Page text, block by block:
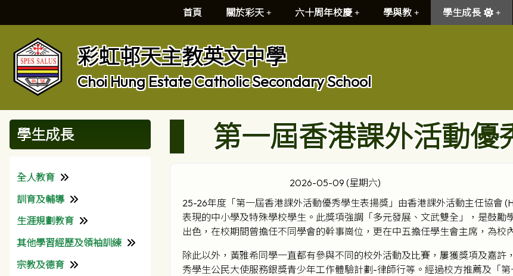
首頁 關於彩天 六十周年校慶 學與教 學生成長
彩虹邨天主教英文中學
Choi Hung Estate Catholic Secondary School
學生成長
全人教育
理念
校園生活
班級經營
關愛校園計劃
訓育及輔導
訓育組
輔導組
本校社工
生涯規劃教育
生涯規劃組
獎助學金
其他學習經歷及領袖訓練
課外活動
宗教及德育
第一屆香港課外活動優
2026-05-09 (星期六)
25-26年度「第一屆香港課外活動優秀學生表揚獎」由香港課外活動主任協會
表現的中小學及特殊學校學生。此獎項強調「多元發展、文武雙全」，是鼓
出色，在校期間曾擔任不同學會的幹事崗位，更在中五擔任學生會主席，為校
除此以外，黃雅希同學一直都有參與不同的校外活動及比賽，屢獲獎項及嘉
秀學生公民大使服務銀獎青少年工作體驗計劃-律師行等。經過校方推薦及「